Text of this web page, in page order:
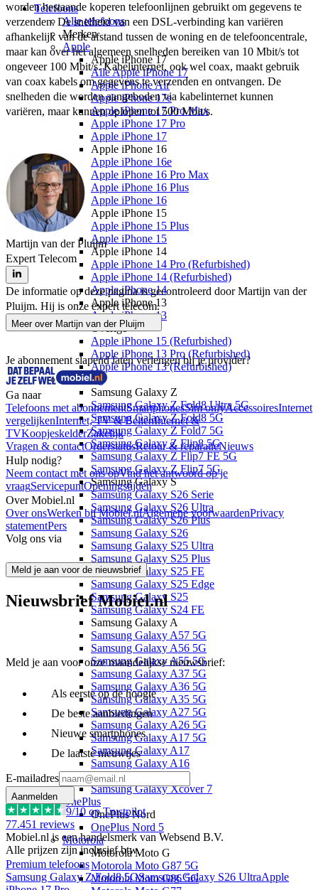
Telefoons
Alle telefoons
Merken
Apple
Apple iPhone 17
Alle Apple iPhone 17
Apple iPhone Air
Apple iPhone 17e
Apple iPhone 17 Pro Max
Apple iPhone 17 Pro
Apple iPhone 17
Apple iPhone 16
Apple iPhone 16e
Apple iPhone 16 Pro Max
Apple iPhone 16 Plus
Apple iPhone 16
Apple iPhone 15
Apple iPhone 15 Plus
Apple iPhone 15
Apple iPhone 14
Apple iPhone 14 Pro (Refurbished)
Apple iPhone 14 (Refurbished)
Apple iPhone 14
Apple iPhone 13
Apple iPhone 13
Overige
Apple iPhone 15 (Refurbished)
Apple iPhone 13 Pro (Refurbished)
Apple iPhone 13 (Refurbished)
Samsung
Samsung Galaxy Z
Samsung Galaxy Z Fold8 Ultra 5G
Samsung Galaxy Z Fold8 5G
Samsung Galaxy Z Fold7 5G
Samsung Galaxy Z Flip8 5G
Samsung Galaxy Z Flip7 FE 5G
Samsung Galaxy Z Flip7 5G
Samsung Galaxy S
Samsung Galaxy S26 Serie
Samsung Galaxy S26 Ultra
Samsung Galaxy S26 Plus
Samsung Galaxy S26
Samsung Galaxy S25 Ultra
Samsung Galaxy S25 Plus
Samsung Galaxy S25 FE
Samsung Galaxy S25 Edge
Samsung Galaxy S25
Samsung Galaxy S24 FE
Samsung Galaxy A
Samsung Galaxy A57 5G
Samsung Galaxy A56 5G
Samsung Galaxy A55 5G
Samsung Galaxy A37 5G
Samsung Galaxy A36 5G
Samsung Galaxy A35 5G
Samsung Galaxy A27 5G
Samsung Galaxy A26 5G
Samsung Galaxy A17 5G
Samsung Galaxy A17
Samsung Galaxy A16
Samsung Galaxy X
Samsung Galaxy Xcover 7
OnePlus
OnePlus Nord
OnePlus Nord 5
Motorola
Motorola Moto G
Motorola Moto G87 5G
Motorola Moto G86 5G
worden bestaande koperen telefoonlijnen gebruikt om gegevens te
verzenden. De snelheid van een DSL-verbinding kan variëren
afhankelijk van de afstand tussen de woning en de telefooncentrale,
maar kan over het algemeen snelheden bereiken van 10 Mbit/s tot
ongeveer 100 Mbit/s. Kabelinternet, ook wel coax, maakt gebruik
van coax kabels om gegevens te verzenden en ontvangen. De
snelheden die worden aangeboden via kabelinternet kunnen
variëren, maar kunnen oplopen tot 500 Mbit/s.
Martijn van der Pluijm
Expert Telecom
De informatie op deze pagina is gecontroleerd door Martijn van der
Pluijm. Hij is onze expert telecom.
Meer over Martijn van der Pluijm
Je abonnement slapend laten verlengen bij je provider?
Ga naar
Telefoons met abonnementSmartphonesSim onlyAccessoiresInternet
vergelijkenInternet, TV & BellenInternet &
TVKoopjeskelderZakelijk
Vragen & contactOrderstatusRetour & reparatieNieuws
Hulp nodig?
Neem contact met ons opVind het antwoord op je
vraagServicepuntOpeningstijden
Over Mobiel.nl
Over onsWerken bij Mobiel.nlAlgemene voorwaardenPrivacy
statementPers
Volg ons via
Meld je aan voor de nieuwsbrief
Nieuwsbrief Mobiel.nl
Meld je aan voor onze maandelijkse nieuwsbrief:
Als eerste op de hoogte
De beste aanbiedingen
Nieuwe smartphones
De laatste nieuwtjes
E-mailadres
Aanmelden
9/10 op Trustpilot
77.451 reviews
Mobiel.nl is een handelsmerk van Websend B.V.
Alle prijzen zijn inclusief btw.
Premium telefoons
Samsung Galaxy Z Fold8 5GSamsung Galaxy S26 UltraApple